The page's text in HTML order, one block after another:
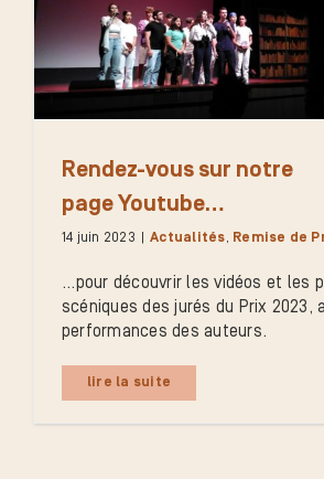
Rendez-vous sur notre
page Youtube…
14 juin 2023 Actualités, Remise de
...pour découvrir les vidéos et les
scéniques des jurés du Prix 2023,
performances des auteurs.
lire la suite